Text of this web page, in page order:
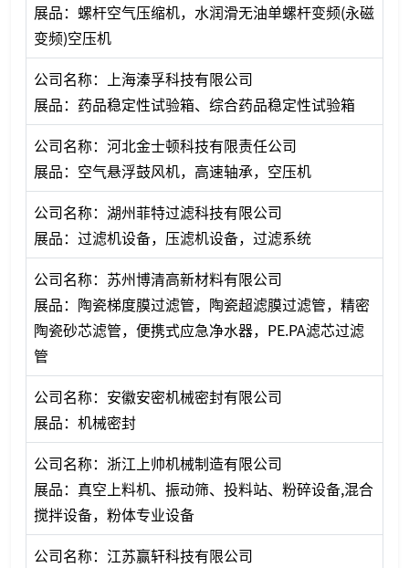
展品：螺杆空气压缩机，水润滑无油单螺杆变频(永磁
变频)空压机
公司名称：上海溱孚科技有限公司
展品：药品稳定性试验箱、综合药品稳定性试验箱
公司名称：河北金士顿科技有限责任公司
展品：空气悬浮鼓风机，高速轴承，空压机
公司名称：湖州菲特过滤科技有限公司
展品：过滤机设备，压滤机设备，过滤系统
公司名称：苏州博清高新材料有限公司
展品：陶瓷梯度膜过滤管，陶瓷超滤膜过滤管，精密
陶瓷砂芯滤管，便携式应急净水器，PE.PA滤芯过滤
管
公司名称：安徽安密机械密封有限公司
展品：机械密封
公司名称：浙江上帅机械制造有限公司
展品：真空上料机、振动筛、投料站、粉碎设备,混合
搅拌设备，粉体专业设备
公司名称：江苏赢轩科技有限公司